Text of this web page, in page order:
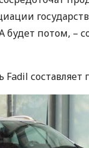
будет потом, –